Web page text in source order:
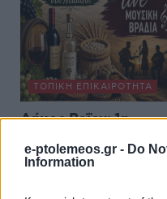
e-ptolemeos.gr - Do
Information
ΤΟΠΙΚΉ ΕΠΙΚΑΙΡΌΤΗΤΑ
Δήμος Βοΐου: 1η
Έκθεση Τοπικών
Προϊόντων Βοΐου –